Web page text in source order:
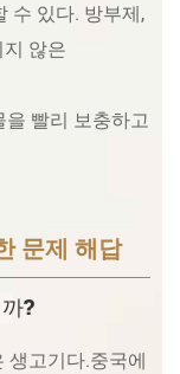
수 있다. 방부제,
않은
을 빨리 보충하고
문제 해답
?
고기다.중국에